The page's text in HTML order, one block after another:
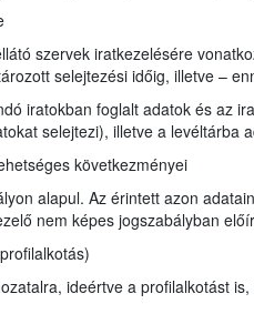
szervek iratkezelésére
selejtezési időig, illetve –
iratokban foglalt adatok és az
selejtezi), illetve a levéltárba
következményei
alapul. Az érintett azon
nem képes jogszabályban
ideértve a profilalkotást